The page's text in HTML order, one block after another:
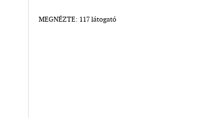
MEGNÉZTE: 117 látogató